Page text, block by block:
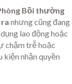
Bồi thường
nhưng cũng đang
lao động hoặc
chậm trễ hoặc
kiện nhận quyền